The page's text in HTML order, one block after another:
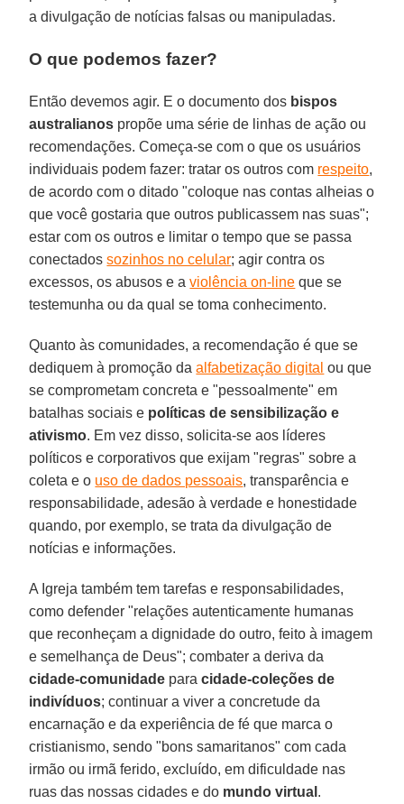
a divulgação de notícias falsas ou manipuladas.
O que podemos fazer?
Então devemos agir. E o documento dos bispos
australianos propõe uma série de linhas de ação ou
recomendações. Começa-se com o que os usuários
individuais podem fazer: tratar os outros com respeito,
de acordo com o ditado "coloque nas contas alheias o
que você gostaria que outros publicassem nas suas";
estar com os outros e limitar o tempo que se passa
conectadossozinhos no celular; agir contra os
excessos, os abusos e aviolência on-line que se
testemunha ou da qual se toma conhecimento.
Quanto às comunidades, a recomendação é que se
dediquem à promoção daalfabetização digital ou que
se comprometam concreta e "pessoalmente" em
batalhas sociais e políticas de sensibilização e
ativismo. Em vez disso, solicita-se aos líderes
políticos e corporativos que exijam "regras" sobre a
coleta e o uso de dados pessoais, transparência e
responsabilidade, adesão à verdade e honestidade
quando, por exemplo, se trata da divulgação de
notícias e informações.
A Igreja também tem tarefas e responsabilidades,
como defender "relações autenticamente humanas
que reconheçam a dignidade do outro, feito à imagem
e semelhança de Deus"; combater a deriva da
cidade-comunidade paracidade-coleções de
indivíduos; continuar a viver a concretude da
encarnação e da experiência de fé que marca o
cristianismo, sendo "bons samaritanos" com cada
irmão ou irmã ferido, excluído, em dificuldade nas
ruas das nossas cidades e do mundo virtual .